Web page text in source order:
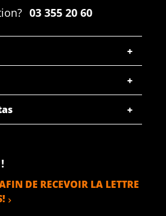
03 355 20 60
DE RECEVOIR LA LETTRE